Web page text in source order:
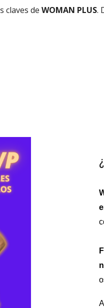
claves de WOMAN PLUS.